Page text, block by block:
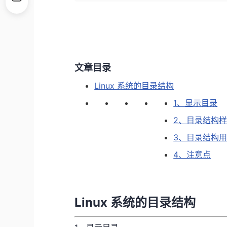
文章目录
Linux 系统的目录结构
1、显示目录
2、目录结构
3、目录结构
4、注意点
Linux 系统的目录结构